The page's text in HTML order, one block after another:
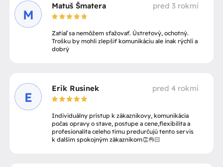
M
Matuš Šmatera pred 3 rokmi
Zatiaľ sa nemôžem sťažovať. Ústretový, ochotný.
Trošku by mohli zlepšiť komunikáciu ale inak rýchli a
dobrý
E
Erik Rusinek pred 4 rokmi
Individuálny prístup k zákaznikovy, komunikácia
počas opravy o stave, postupe a cene,flexibilita a
profesionalita celeho tímu predurčujú tento servis
k dalším spokojným zákaznikom👏👌🏻